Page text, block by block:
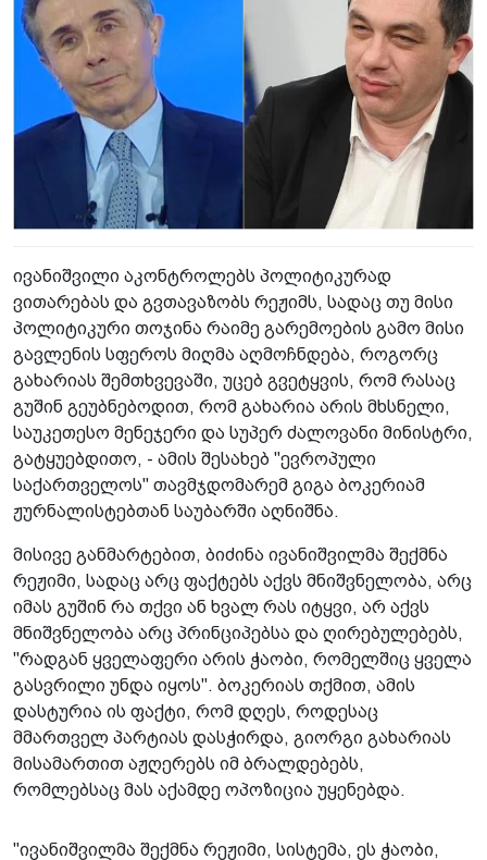
ივანიშვილი აკონტროლებს პოლიტიკურად
ვითარებას და გვთავაზობს რეჟიმს, სადაც თუ მისი
პოლიტიკური თოჯინა რაიმე გარემოების გამო მისი
გავლენის სფეროს მიღმა აღმოჩნდება, როგორც
გახარიას შემთხვევაში, უცებ გვეტყვის, რომ რასაც
გუშინ გეუბნებოდით, რომ გახარია არის მხსნელი,
საუკეთესო მენეჯერი და სუპერ ძალოვანი მინისტრი,
გატყუებდითო, - ამის შესახებ "ევროპული
საქართველოს" თავმჯდომარემ გიგა ბოკერიამ
ჟურნალისტებთან საუბარში აღნიშნა.
მისივე განმარტებით, ბიძინა ივანიშვილმა შექმნა
რეჟიმი, სადაც არც ფაქტებს აქვს მნიშვნელობა, არც
იმას გუშინ რა თქვი ან ხვალ რას იტყვი, არ აქვს
მნიშვნელობა არც პრინციპებსა და ღირებულებებს,
"რადგან ყველაფერი არის ჭაობი, რომელშიც ყველა
გასვრილი უნდა იყოს". ბოკერიას თქმით, ამის
დასტურია ის ფაქტი, რომ დღეს, როდესაც
მმართველ პარტიას დასჭირდა, გიორგი გახარიას
მისამართით აჟღერებს იმ ბრალდებებს,
რომლებსაც მას აქამდე ოპოზიცია უყენებდა.
"ივანიშვილმა შექმნა რეჟიმი, სისტემა, ეს ჭაობი,